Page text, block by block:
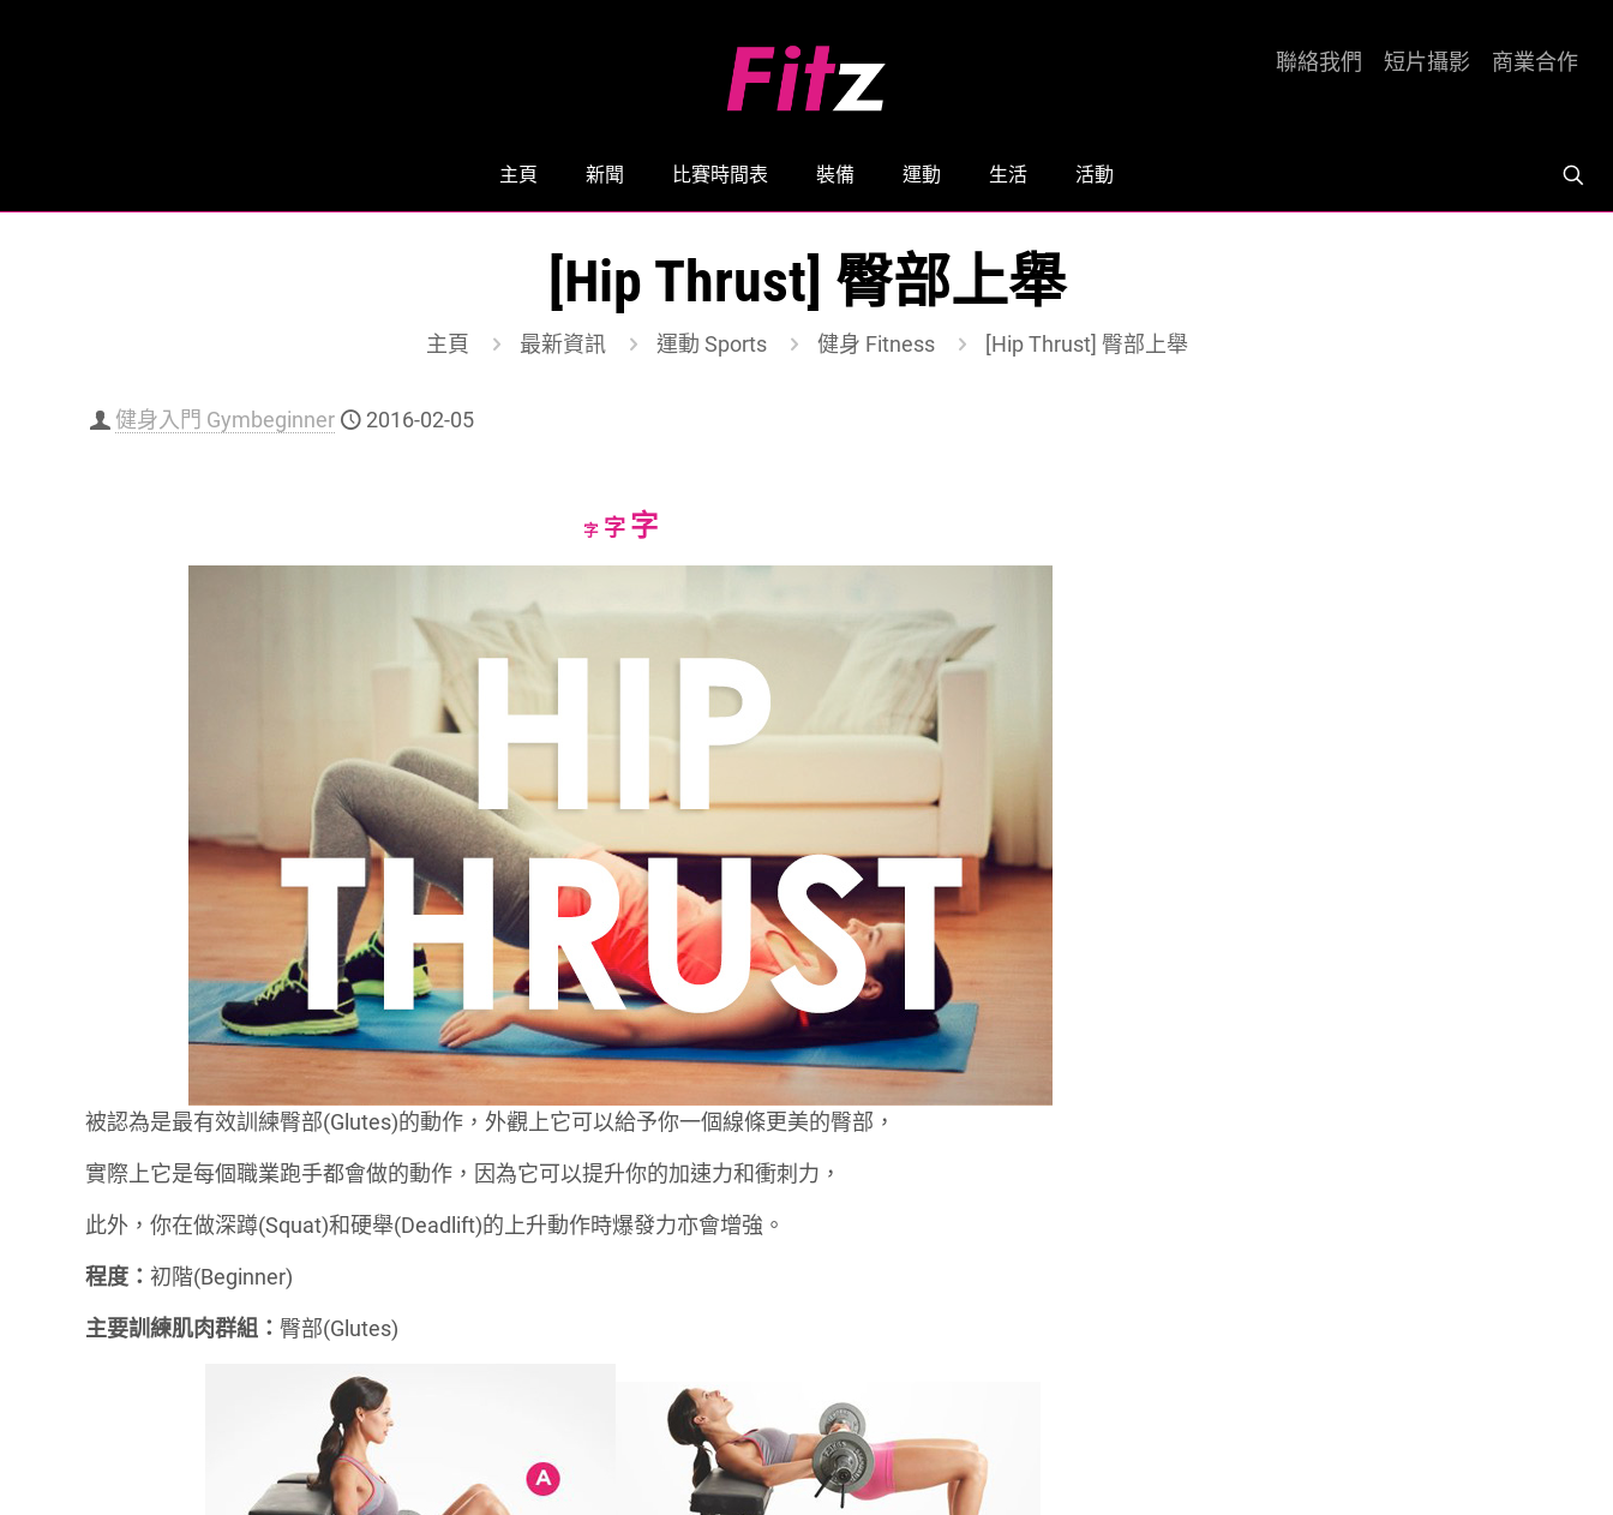
主頁 新聞 比賽時間表 裝備 運動 生活 活動
聯絡我們 短片攝影 商業合作
[Hip Thrust] 臀部上舉
主頁 最新資訊 運動 Sports 健身 Fitness [Hip Thrust] 臀部上舉
健身入門 Gymbeginner 2016-02-05
字Decrease
字Reset
字Increase
font
被認為是最有效訓練臀部(Glutes)的動作，外觀上它可以給予你一個線條更美的臀部，
實際上它是每個職業跑手都會做的動作，因為它可以提升你的加速力和衝刺力，
此外，你在做深蹲(Squat)和硬舉(Deadlift)的上升動作時爆發力亦會增強。
程度：初階(Beginner)
主要訓練肌肉群組：臀部(Glutes)